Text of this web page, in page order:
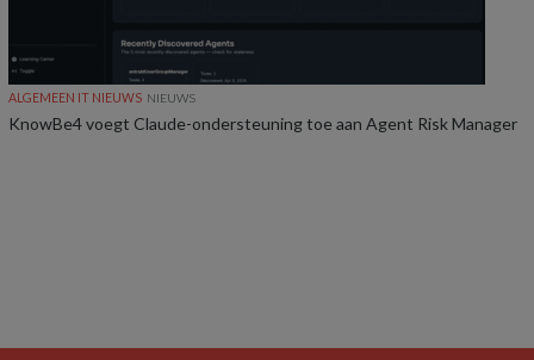
ALGEMEEN IT NIEUWS NIEUWS
KnowBe4 voegt Claude-ondersteuning toe aan Agent Risk Manager